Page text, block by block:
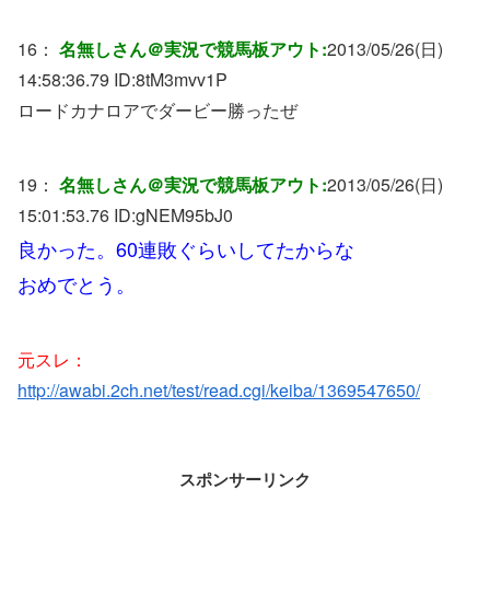
16： 名無しさん＠実況で競馬板アウト:2013/05/26(日)
14:58:36.79 ID:8tM3mvv1P
ロードカナロアでダービー勝ったぜ
19： 名無しさん＠実況で競馬板アウト:2013/05/26(日)
15:01:53.76 ID:gNEM95bJ0
良かった。60連敗ぐらいしてたからな
おめでとう。
元スレ：
http://awabi.2ch.net/test/read.cgi/keiba/1369547650/
スポンサーリンク